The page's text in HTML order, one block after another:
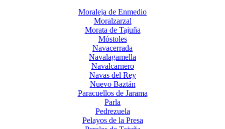
Moraleja de Enmedio
Moralzarzal
Morata de Tajuña
Móstoles
Navacerrada
Navalagamella
Navalcarnero
Navas del Rey
Nuevo Baztán
Paracuellos de Jarama
Parla
Pedrezuela
Pelayos de la Presa